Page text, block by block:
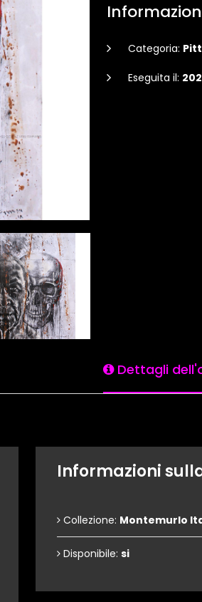
Categoria:
Eseguita il:
Dettagli
Informazioni
Collezione: Montemurlo
Disponibile: si